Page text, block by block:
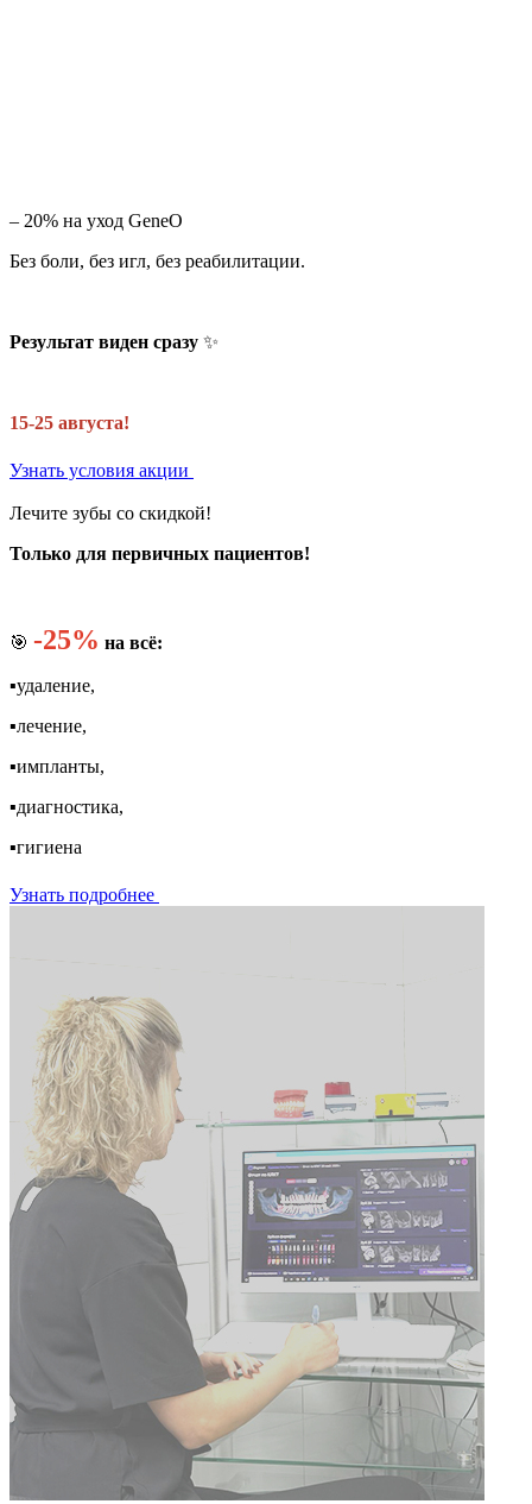
– 20% на уход GeneO
Без боли, без игл, без реабилитации.
Результат виден сразу ✨
15-25 августа!
Узнать условия акции
Лечите зубы со скидкой!
Только для первичных пациентов!
🎯 -25% на всё:
▪️удаление,
▪️лечение,
▪️импланты,
▪️диагностика,
▪️гигиена
Узнать подробнее